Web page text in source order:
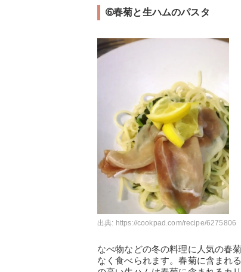
➅春菊と生ハムのパスタ
出典: https://cookpad.com/recipe/6275806
なべ物などの冬の料理に人気の春
なく食べられます。春菊に含まれ